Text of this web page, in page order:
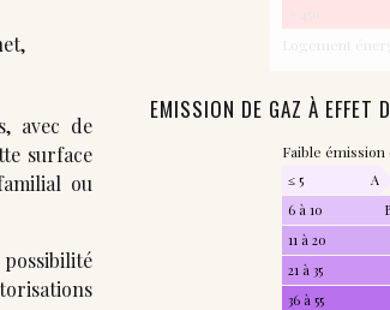
avec de
surface
ou
> 450
EMISSION DE GAZ À EFFET
Faible émission
≤ 5
A
6 à 10
11 à 20
21 à 35
36 à 55